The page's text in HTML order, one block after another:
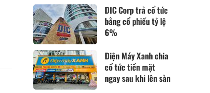
DIC Corp trả cổ tức
bằng cổ phiếu tỷ lệ
6%
Điện Máy Xanh chia
cổ tức tiền mặt
ngay sau khi lên sàn